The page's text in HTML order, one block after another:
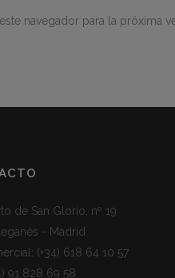
navegador para la próxima
de San Glorio, nº 19
- Madrid
(+34) 618 64 10 57
91 828 69 58